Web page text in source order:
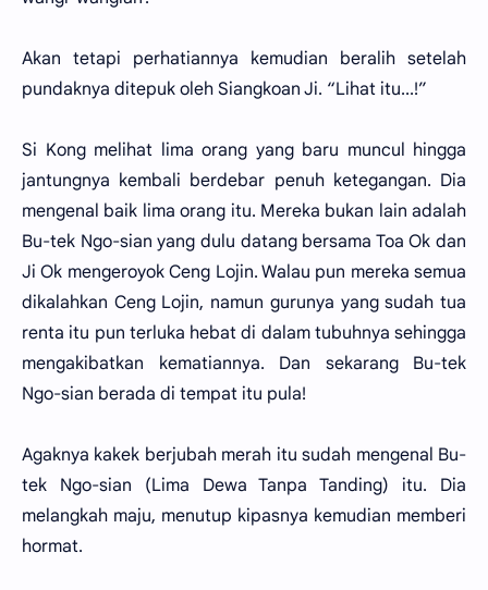
Akan tetapi perhatiannya kemudian beralih setelah
pundaknya ditepuk oleh Siangkoan Ji. “Lihat itu...!”
Si Kong melihat lima orang yang baru muncul hingga
jantungnya kembali berdebar penuh ketegangan. Dia
mengenal baik lima orang itu. Mereka bukan lain adalah
Bu-tek Ngo-sian yang dulu datang bersama Toa Ok dan
Ji Ok mengeroyok Ceng Lojin. Walau pun mereka semua
dikalahkan Ceng Lojin, namun gurunya yang sudah tua
renta itu pun terluka hebat di dalam tubuhnya sehingga
mengakibatkan kematiannya. Dan sekarang Bu-tek
Ngo-sian berada di tempat itu pula!
Agaknya kakek berjubah merah itu sudah mengenal Bu-
tek Ngo-sian (Lima Dewa Tanpa Tanding) itu. Dia
melangkah maju, menutup kipasnya kemudian memberi
hormat.